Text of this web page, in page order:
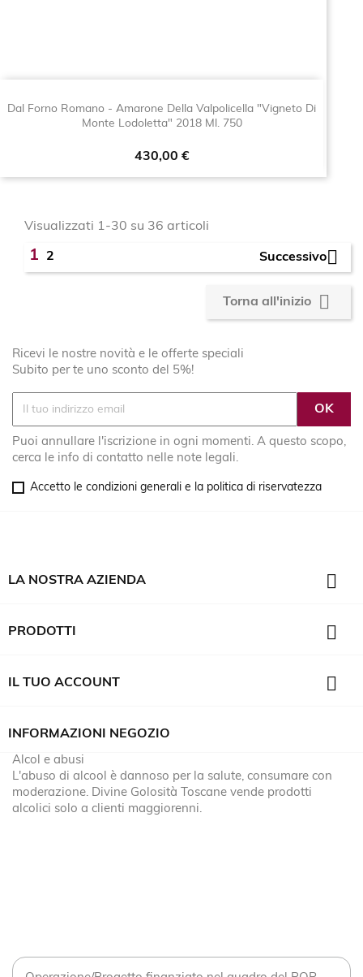
Dal Forno Romano - Amarone Della Valpolicella "Vigneto Di
Monte Lodoletta" 2018 Ml. 750
Prezzo
430,00 €
Visualizzati 1-30 su 36 articoli
1 2 Successivo
Torna all'inizio 
Ricevi le nostre novità e le offerte speciali
Subito per te uno sconto del 5%!
Puoi annullare l'iscrizione in ogni momenti. A questo scopo,
cerca le info di contatto nelle note legali.
Accetto le condizioni generali e la politica di riservatezza
LA NOSTRA AZIENDA 
PRODOTTI 
IL TUO ACCOUNT 
INFORMAZIONI NEGOZIO
Alcol e abusi
L'abuso di alcool è dannoso per la salute, consumare con
moderazione. Divine Golosità Toscane vende prodotti
alcolici solo a clienti maggiorenni.